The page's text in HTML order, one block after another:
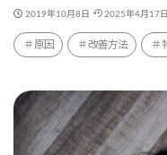
2019年10月8日 2025年4月17日
原因 改善方法